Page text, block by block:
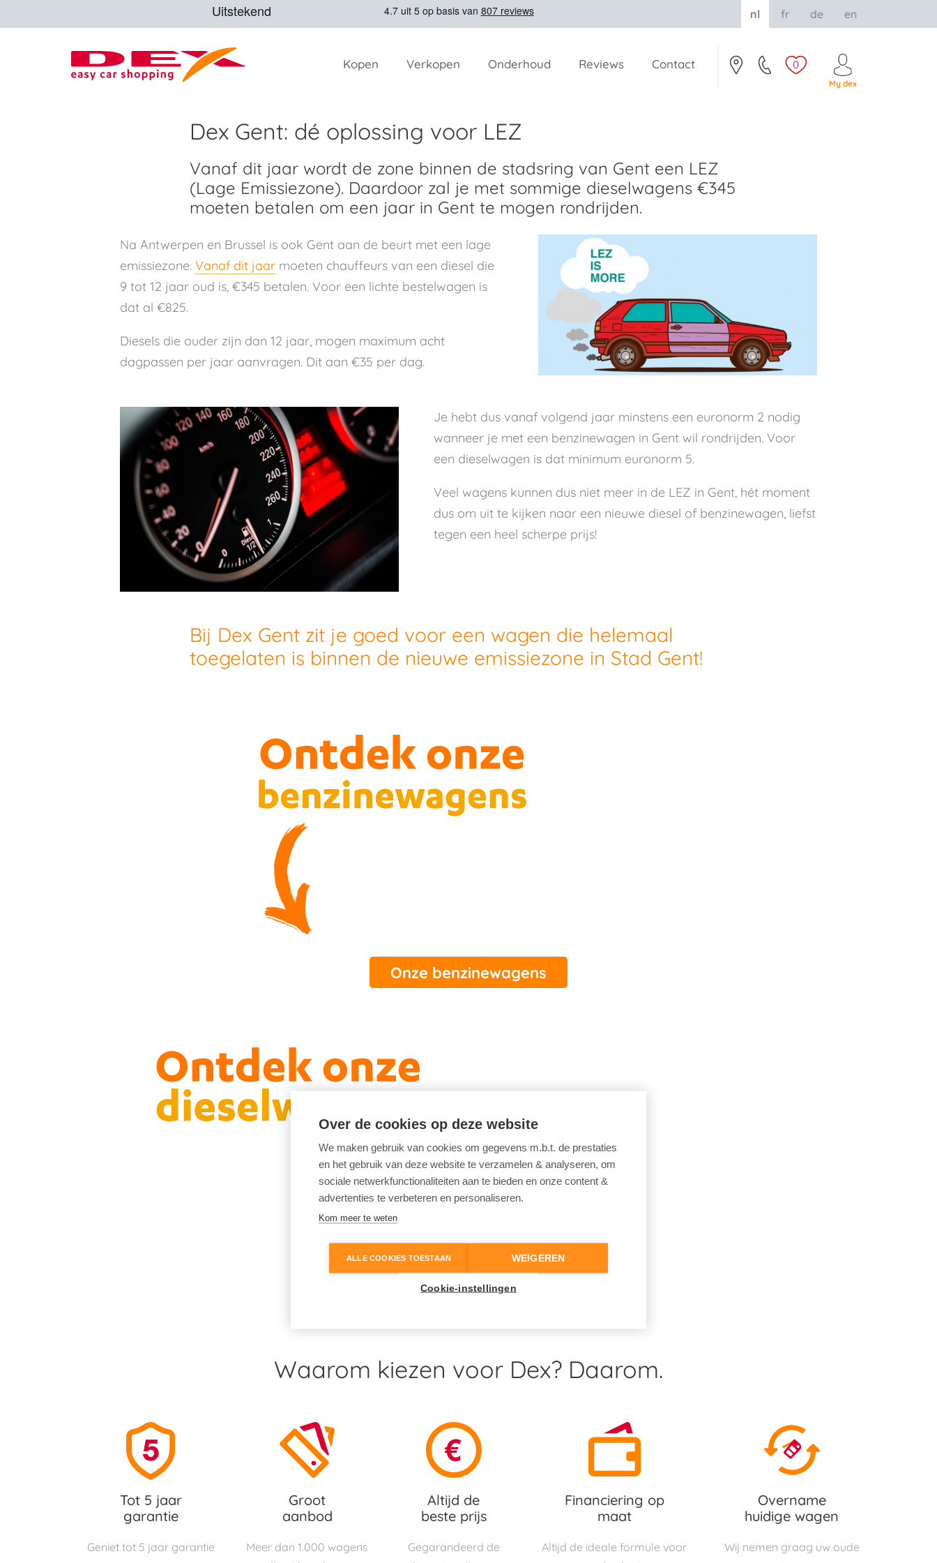
0
My dex
nl fr de en
Kopen Verkopen Onderhoud Reviews Contact
Dex Gent: dé oplossing voor LEZ
Vanaf dit jaar wordt de zone binnen de stadsring van Gent een LEZ
(Lage Emissiezone). Daardoor zal je met sommige dieselwagens €345
moeten betalen om een jaar in Gent te mogen rondrijden.
Na Antwerpen en Brussel is ook Gent aan de beurt met een lage
emissiezone. Vanaf dit jaar moeten chauffeurs van een diesel die
9 tot 12 jaar oud is, €345 betalen. Voor een lichte bestelwagen is
dat al €825.
Diesels die ouder zijn dan 12 jaar, mogen maximum acht
dagpassen per jaar aanvragen. Dit aan €35 per dag.
Je hebt dus vanaf volgend jaar minstens een euronorm 2 nodig
wanneer je met een benzinewagen in Gent wil rondrijden. Voor
een dieselwagen is dat minimum euronorm 5.
Veel wagens kunnen dus niet meer in de LEZ in Gent, hét moment
dus om uit te kijken naar een nieuwe diesel of benzinewagen, liefst
tegen een heel scherpe prijs!
Bij Dex Gent zit je goed voor een wagen die helemaal
toegelaten is binnen de nieuwe emissiezone in Stad Gent!
Onze benzinewagens
Onze dieselwagens
Waarom kiezen voor Dex? Daarom.
Tot 5 jaar
garantie
Geniet tot 5 jaar garantie
Groot
aanbod
Meer dan 1.000 wagens
Altijd de
beste prijs
Gegarandeerd de
Financiering op
maat
Altijd de ideale formule voor
Overname
huidige wagen
Wij nemen graag uw oude
Over de cookies op deze website
We maken gebruik van cookies om gegevens m.b.t. de prestaties
en het gebruik van deze website te verzamelen & analyseren, om
sociale netwerkfunctionaliteiten aan te bieden en onze content &
advertenties te verbeteren en personaliseren.
Kom meer te weten
ALLE COOKIES TOESTAAN WEIGEREN
Cookie-instellingen